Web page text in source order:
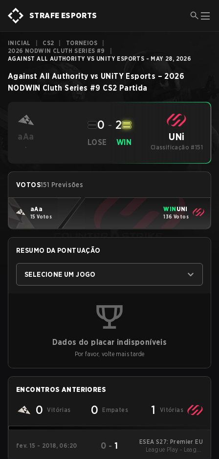
STRAFE ESPORTS
INICIAL CS2 TORNEIOS
2026 NODWIN CLUTH SERIES #9
AGAINST ALL AUTHORITY VS UNITY ESPORTS - MAY 28, 2026
Against All Authority vs UNiTY Esports – 2026
NODWIN Cluth Series #9 CS2 Partida
aAa
-
LOSE
0 - 2
WIN UNi
Classificação #151
VOTOS151 Previsões
aAa
15 Votos
WIN UNi
136 Votos
RESUMO DA PONTUAÇÃO
SELECIONE UM JOGO
Dados do placar indisponíveis
Por favor, volte mais tarde
ENCONTROS ANTERIORES
0 Vitórias 0 Empates 1 Vitórias
fev. 15 - 2018, 06:20 0 -1
ESEA S27: Premier EU
League Play - League